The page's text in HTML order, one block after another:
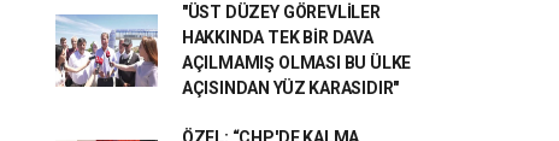
"ÜST DÜZEY GÖREVLİLER
HAKKINDA TEK BİR DAVA
AÇILMAMIŞ OLMASI BU ÜLKE
AÇISINDAN YÜZ KARASIDIR"
ÖZEL: “CHP'DE KALMA